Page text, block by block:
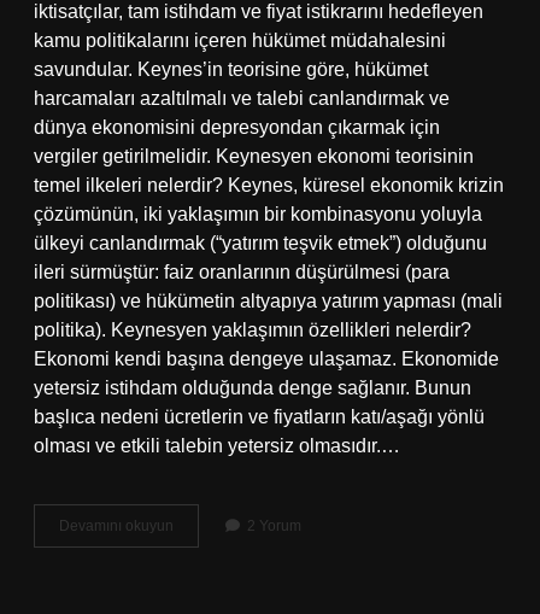
iktisatçılar, tam istihdam ve fiyat istikrarını hedefleyen
kamu politikalarını içeren hükümet müdahalesini
savundular. Keynes’in teorisine göre, hükümet
harcamaları azaltılmalı ve talebi canlandırmak ve
dünya ekonomisini depresyondan çıkarmak için
vergiler getirilmelidir. Keynesyen ekonomi teorisinin
temel ilkeleri nelerdir? Keynes, küresel ekonomik krizin
çözümünün, iki yaklaşımın bir kombinasyonu yoluyla
ülkeyi canlandırmak (“yatırım teşvik etmek”) olduğunu
ileri sürmüştür: faiz oranlarının düşürülmesi (para
politikası) ve hükümetin altyapıya yatırım yapması (mali
politika). Keynesyen yaklaşımın özellikleri nelerdir?
Ekonomi kendi başına dengeye ulaşamaz. Ekonomide
yetersiz istihdam olduğunda denge sağlanır. Bunun
başlıca nedeni ücretlerin ve fiyatların katı/aşağı yönlü
olması ve etkili talebin yetersiz olmasıdır.…
Devamını okuyun Keynesyen
Ekonomi
2 Yorum